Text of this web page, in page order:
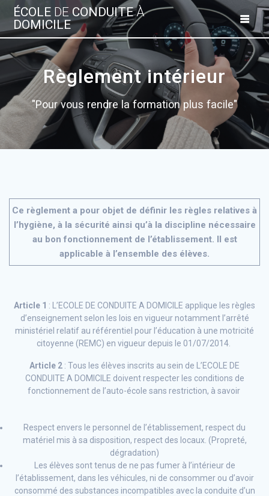
Skip
to
ÉCOLE DE CONDUITEÀ
DOMICILE
Règlement intérieur
"Pour vous rendre la formation plus facile"
Ce règlement a pour objet de définir les règles relatives à
l’hygiène, à la sécurité ainsi qu’à la discipline nécessaire
au bon fonctionnement de l’établissement. Il est
applicable à l’ensemble des élèves.
Article 1 : L’ECOLE DE CONDUITE A DOMICILE applique les règles
d’enseignement selon les lois en vigueur notamment l’arrêté
ministériel relatif au référentiel pour l’éducation à une motricité
citoyenne (REMC) en vigueur depuis le 01/07/2014.
Article 2 : Tous les élèves inscrits au sein de L’ECOLE DE
CONDUITE A DOMICILE doivent respecter les conditions de
fonctionnement de l’auto-école sans restriction, à savoir
Respect envers le personnel de l’établissement, respect du
matériel mis à sa disposition, respect des locaux. (Propreté,
dégradation)
Les élèves sont tenus de ne pas fumer à l’intérieur de
l’établissement, dans les véhicules, ni de consommer ou d’avoir
consommé des substances incompatibles avec la conduite d’un